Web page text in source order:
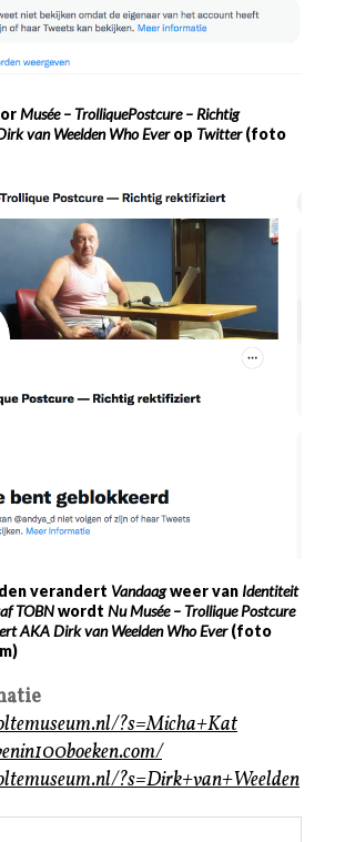
Musée –TrolliquePostcure – Richtig
van Weelden Who Everop Twitter(foto
verandert Vandaagweer van Identiteit
TOBNwordt NuMusée –Trollique Postcure
AKA Dirk van Weelden Who Ever(foto
?s=Micha+Kat
?s=Dirk+van+Weelden